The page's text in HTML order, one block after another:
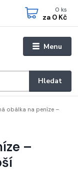
Menu
Hledat
0 ks
za 0 Kč
obálka na peníze –
–